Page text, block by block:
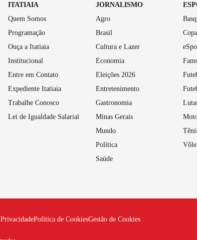
ITATIAIA
Quem Somos
Programação
Ouça a Itatiaia
Institucional
Entre em Contato
Expediente Itatiaia
Trabalhe Conosco
Lei de Igualdade Salarial
JORNALISMO
Agro
Brasil
Cultura e Lazer
Economia
Eleições 2026
Entretenimento
Gastronomia
Minas Gerais
Mundo
Política
Saúde
Política de CookiesGestão de Cookies